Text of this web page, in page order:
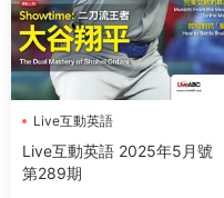
Live互動英語
Live互動英語 2025年5月號
第289期